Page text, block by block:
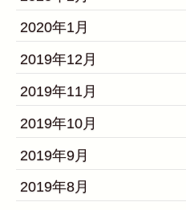
2020年1月
2019年12月
2019年11月
2019年10月
2019年9月
2019年8月